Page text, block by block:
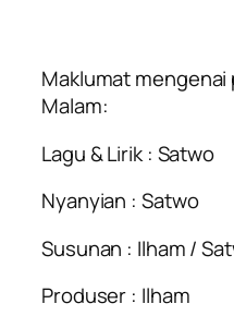
Maklumat
Malam:
Lagu & Lirik : Satwo
Nyanyian : Satwo
Susunan : Ilham /
Produser : Ilham